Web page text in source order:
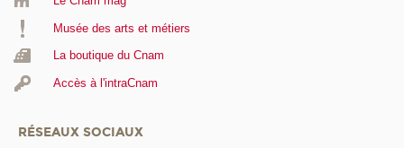
Musée des arts et métiers
La boutique du Cnam
Accès à l'intraCnam
RÉSEAUX SOCIAUX